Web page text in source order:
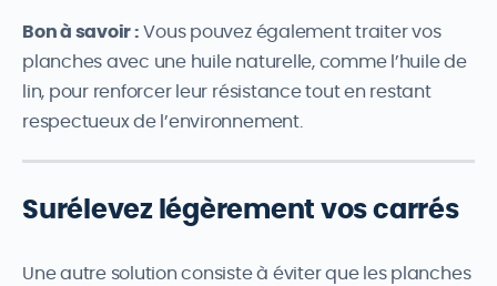
Bon à savoir : Vous pouvez également traiter vos
planches avec une huile naturelle, comme l’huile de
lin, pour renforcer leur résistance tout en restant
respectueux de l’environnement.
Surélevez légèrement vos carrés
Une autre solution consiste à éviter que les planches